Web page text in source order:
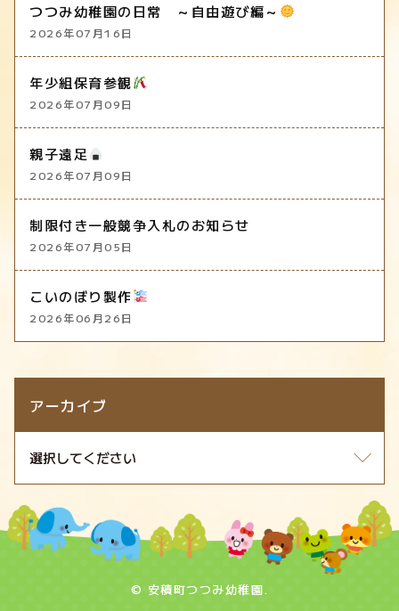
つつみ幼稚園の日常 ～自由遊び編～
2026年07月16日
年少組保育参観
2026年07月09日
親子遠足
2026年07月09日
制限付き一般競争入札のお知らせ
2026年07月05日
こいのぼり製作
2026年06月26日
アーカイブ
© 安積町つつみ幼稚園.